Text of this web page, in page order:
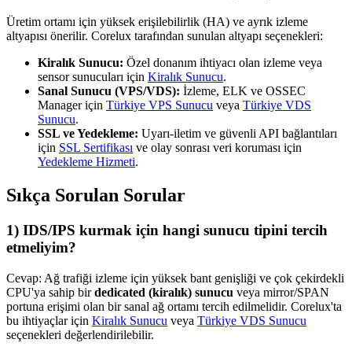
Üretim ortamı için yüksek erişilebilirlik (HA) ve ayrık izleme
altyapısı önerilir. Corelux tarafından sunulan altyapı seçenekleri:
Kiralık Sunucu: Özel donanım ihtiyacı olan izleme veya
sensor sunucuları için Kiralık Sunucu.
Sanal Sunucu (VPS/VDS): İzleme, ELK ve OSSEC
Manager için Türkiye VPS Sunucu veya Türkiye VDS
Sunucu.
SSL ve Yedekleme: Uyarı-iletim ve güvenli API bağlantıları
için SSL Sertifikası ve olay sonrası veri koruması için
Yedekleme Hizmeti.
Sıkça Sorulan Sorular
1) IDS/IPS kurmak için hangi sunucu tipini tercih
etmeliyim?
Cevap: Ağ trafiği izleme için yüksek bant genişliği ve çok çekirdekli
CPU'ya sahip birdedicated (kiralık) sunucu veya mirror/SPAN
portuna erişimi olan bir sanal ağ ortamı tercih edilmelidir. Corelux'ta
bu ihtiyaçlar için Kiralık Sunucu veya Türkiye VDS Sunucu
seçenekleri değerlendirilebilir.